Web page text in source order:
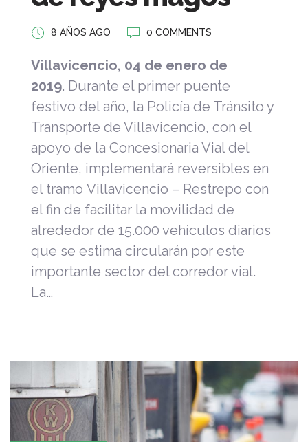
8 AÑOS AGO 0 COMMENTS
Villavicencio, 04 de enero de
2019. Durante el primer puente
festivo del año, la Policía de Tránsito y
Transporte de Villavicencio, con el
apoyo de la Concesionaria Vial del
Oriente, implementará reversibles en
el tramo Villavicencio – Restrepo con
el fin de facilitar la movilidad de
alrededor de 15.000 vehículos diarios
que se estima circularán por este
importante sector del corredor vial.
La…